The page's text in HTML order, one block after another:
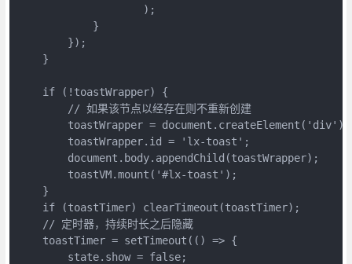
                    );
            }
        });
    }
    if (!toastWrapper) {
        // 如果该节点以经存在则不重新创建
        toastWrapper = document.createElement('div');
        toastWrapper.id = 'lx-toast';
        document.body.appendChild(toastWrapper);
        toastVM.mount('#lx-toast');
    }
    if (toastTimer) clearTimeout(toastTimer);
    // 定时器，持续时长之后隐藏
    toastTimer = setTimeout(() => {
        state.show = false;